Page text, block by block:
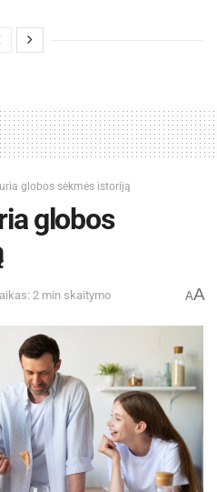
globos sėkmės istoriją
globos
2 min skaitymo AA